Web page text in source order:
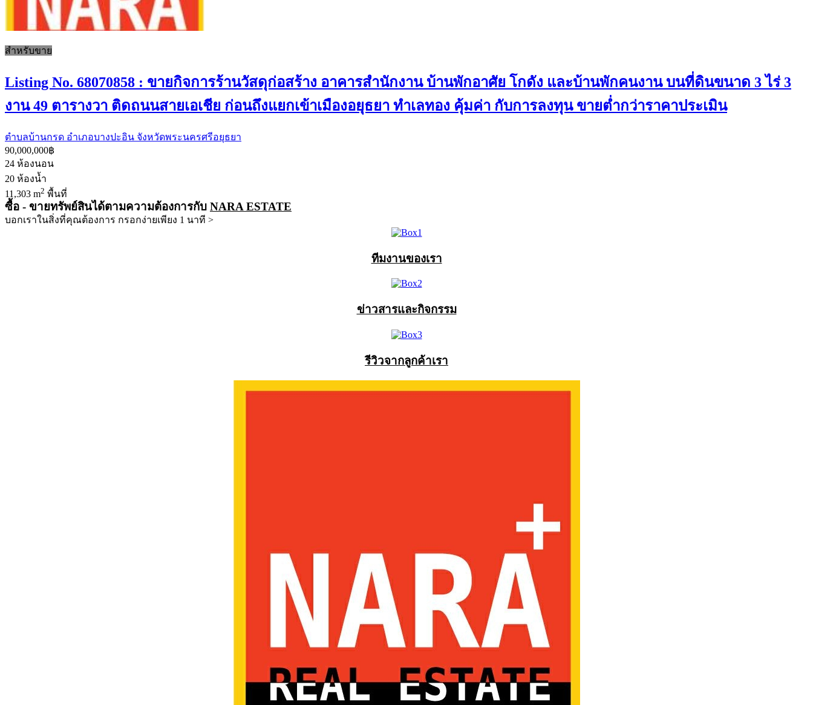
สำหรับขาย
Listing No. 68070858 : ขายกิจการร้านวัสดุก่อสร้าง อาคารสำนักงาน บ้านพักอาศัย โกดัง และบ้านพักคนงาน บนที่ดินขนาด 3 ไร่ 3
งาน 49 ตารางวา ติดถนนสายเอเชีย ก่อนถึงแยกเข้าเมืองอยุธยา ทำเลทอง คุ้มค่า กับการลงทุน ขายต่ำกว่าราคาประเมิน
ตำบลบ้านกรด อำเภอบางปะอิน จังหวัดพระนครศรีอยุธยา
90,000,000฿
24 ห้องนอน
20 ห้องน้ำ
11,303 m2 พื้นที่
ซื้อ - ขายทรัพย์สินได้ตามความต้องการกับ NARA ESTATE
บอกเราในสิ่งที่คุณต้องการ กรอกง่ายเพียง 1 นาที >
ทีมงานของเรา
ข่าวสารและกิจกรรม
รีวิวจากลูกค้าเรา